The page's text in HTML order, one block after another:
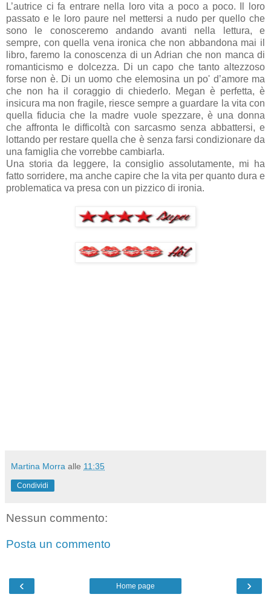
L’autrice ci fa entrare nella loro vita a poco a poco. Il loro
passato e le loro paure nel mettersi a nudo per quello che
sono le conosceremo andando avanti nella lettura, e
sempre, con quella vena ironica che non abbandona mai il
libro, faremo la conoscenza di un Adrian che non manca di
romanticismo e dolcezza. Di un capo che tanto altezzoso
forse non è. Di un uomo che elemosina un po' d’amore ma
che non ha il coraggio di chiederlo. Megan è perfetta, è
insicura ma non fragile, riesce sempre a guardare la vita con
quella fiducia che la madre vuole spezzare, è una donna
che affronta le difficoltà con sarcasmo senza abbattersi, e
lottando per restare quella che è senza farsi condizionare da
una famiglia che vorrebbe cambiarla.
Una storia da leggere, la consiglio assolutamente, mi ha
fatto sorridere, ma anche capire che la vita per quanto dura e
problematica va presa con un pizzico di ironia.
Martina Morra alle 11:35
Condividi
Nessun commento:
Posta un commento
‹ ›
Home page